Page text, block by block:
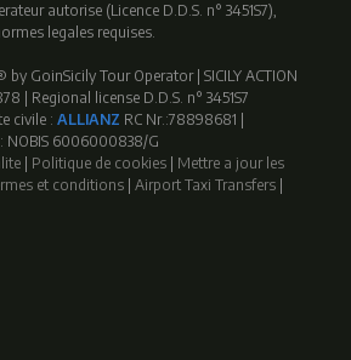
autorise (Licence D.D.S. n° 3451S7),
legales requises.
GoinSicily Tour Operator | SICILY ACTION
| Regional license D.D.S. n° 3451S7
civile : ALLIANZ RC Nr.:78898681 |
NOBIS 6006000838/G
Politique de cookies
Mettre a jour les
et conditions Airport Taxi Transfers